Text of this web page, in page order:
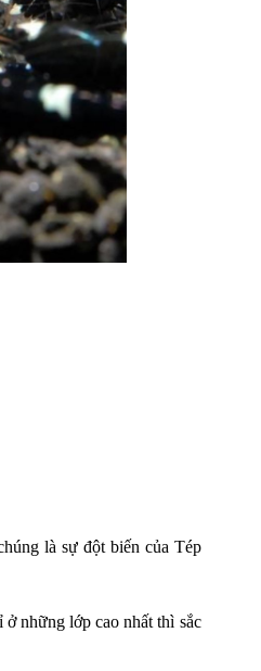
là sự đột biến của Tép
những lớp cao nhất thì sắc